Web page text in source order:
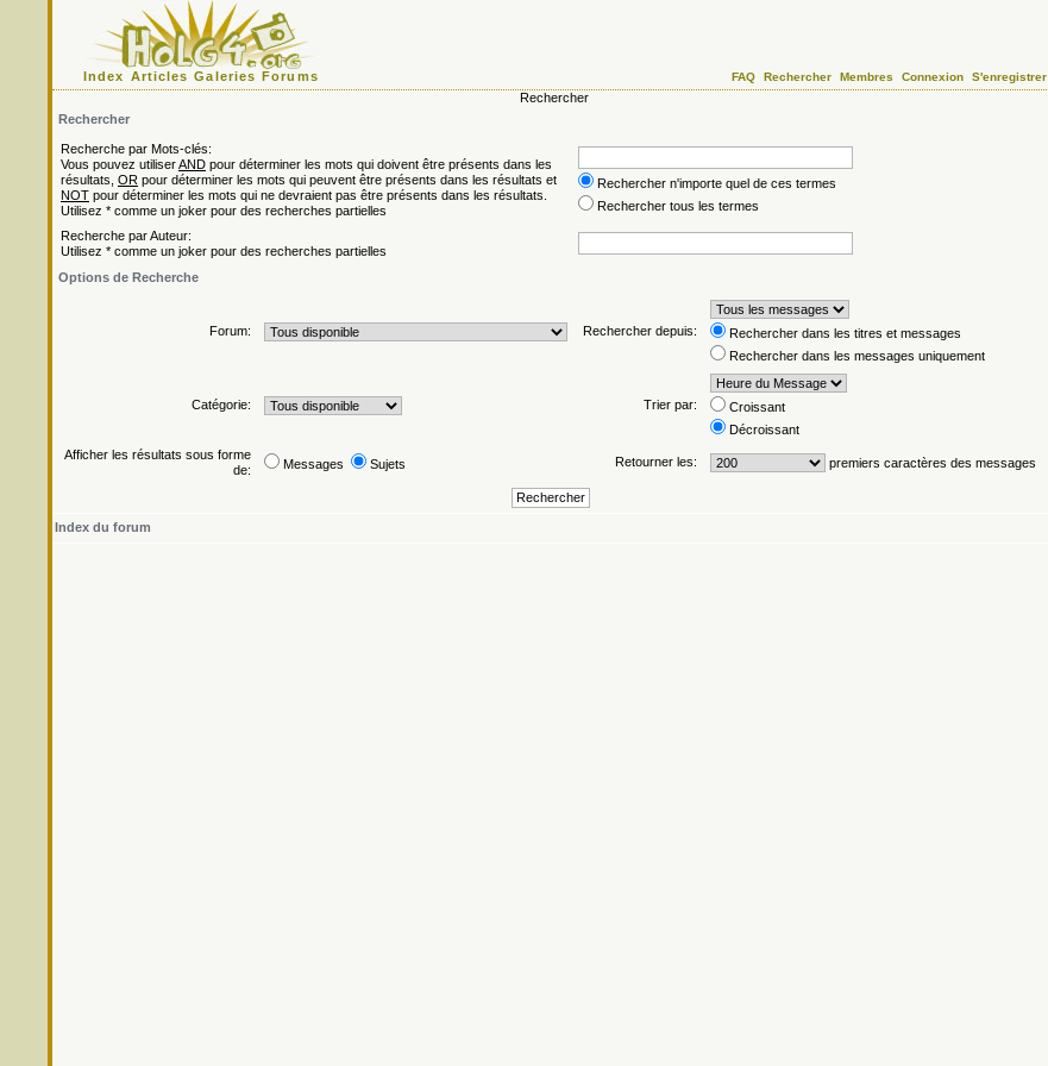
Index Articles Galeries Forums FAQ Rechercher Membres Connexion S'enregistrer
Rechercher
Rechercher
Recherche par Mots-clés:
Vous pouvez utiliserAND pour déterminer les mots qui doivent être présents dans les
résultats, OR pour déterminer les mots qui peuvent être présents dans les résultats et
NOT pour déterminer les mots qui ne devraient pas être présents dans les résultats.
Utilisez * comme un joker pour des recherches partielles
Rechercher n'importe quel de ces termes
Rechercher tous les termes
Recherche par Auteur:
Utilisez * comme un joker pour des recherches partielles
Options de Recherche
Forum: Rechercher depuis:
Rechercher dans les titres et messages
Rechercher dans les messages uniquement
Catégorie: Trier par:
Croissant
Décroissant
Afficher les résultats sous forme
de:
Messages Sujets Retourner les: premiers caractères des messages
Index du forum